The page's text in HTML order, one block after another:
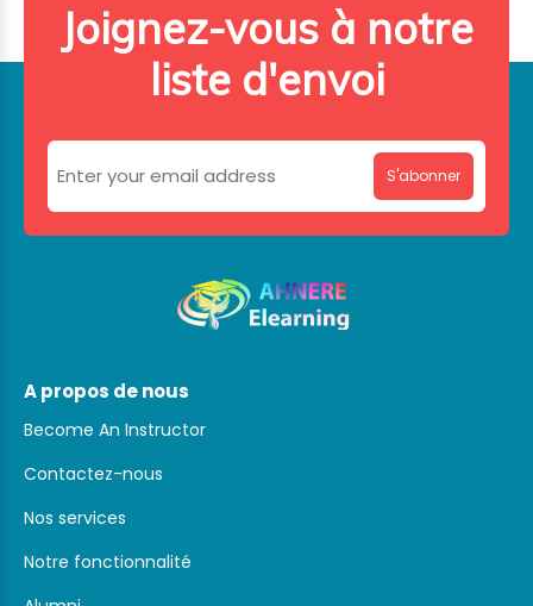
Joignez-vous à notre
liste d'envoi
S'abonner
A propos de nous
Become An Instructor
Contactez-nous
Nos services
Notre fonctionnalité